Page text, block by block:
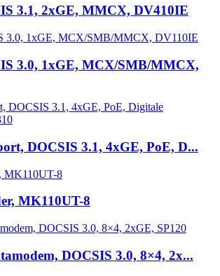
3.1, 2xGE, MMCX, DV410IE
3.0, 1xGE, MCX/SMB/MMCX,
DOCSIS 3.1, 4xGE, PoE, D...
MK110UT-8
DOCSIS 3.0, 8×4, 2x...